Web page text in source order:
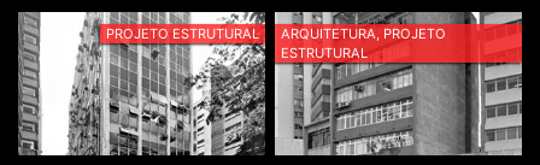
PROJETO ESTRUTURAL
ARQUITETURA, PROJETO
ESTRUTURAL